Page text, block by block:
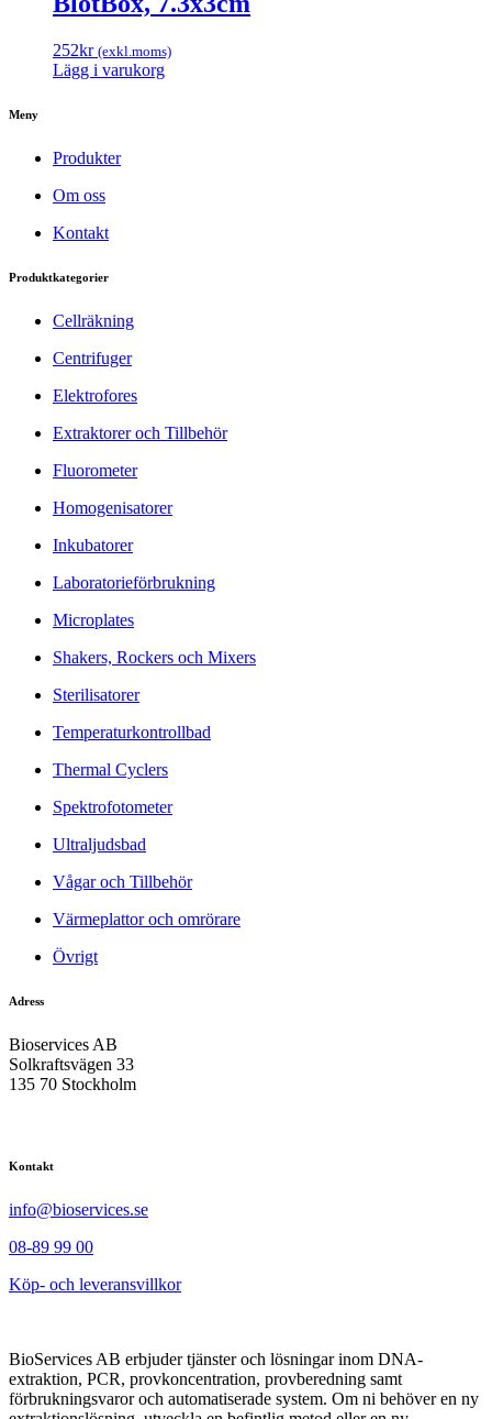
252kr (exkl.moms)
Lägg i varukorg
Meny
Produkter
Om oss
Kontakt
Produktkategorier
Cellräkning
Centrifuger
Elektrofores
Extraktorer och Tillbehör
Fluorometer
Homogenisatorer
Inkubatorer
Laboratorieförbrukning
Microplates
Shakers, Rockers och Mixers
Sterilisatorer
Temperaturkontrollbad
Thermal Cyclers
Spektrofotometer
Ultraljudsbad
Vågar och Tillbehör
Värmeplattor och omrörare
Övrigt
Adress
Bioservices AB
Solkraftsvägen 33
135 70 Stockholm
Kontakt
info@bioservices.se
08-89 99 00
Köp- och leveransvillkor
BioServices AB erbjuder tjänster och lösningar inom DNA-
extraktion, PCR, provkoncentration, provberedning samt
förbrukningsvaror och automatiserade system. Om ni behöver en ny